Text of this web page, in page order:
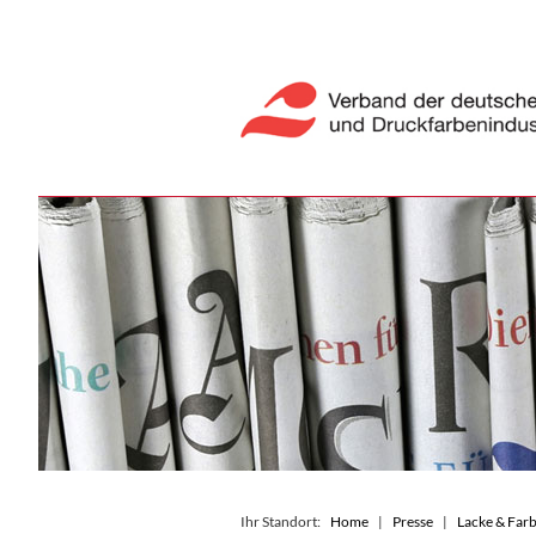
Ihr Standort: Home Presse Lacke &